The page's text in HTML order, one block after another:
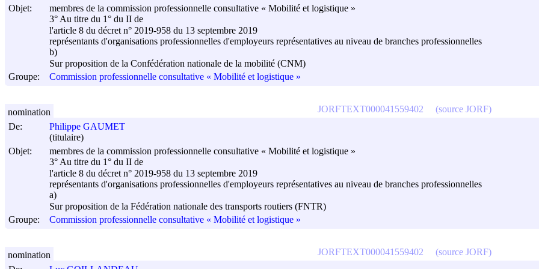
Objet:
membres de la commission professionnelle consultative « Mobilité et logistique »
3° Au titre du 1° du II de
l'article 8 du décret n° 2019-958 du 13 septembre 2019
représentants d'organisations professionnelles d'employeurs représentatives au niveau de branches professionnelles
b)
Sur proposition de la Confédération nationale de la mobilité (CNM)
Groupe:
Commission professionnelle consultative « Mobilité et logistique »
De:
Philippe GAUMET
(titulaire)
Objet:
membres de la commission professionnelle consultative « Mobilité et logistique »
3° Au titre du 1° du II de
l'article 8 du décret n° 2019-958 du 13 septembre 2019
représentants d'organisations professionnelles d'employeurs représentatives au niveau de branches professionnelles
a)
Sur proposition de la Fédération nationale des transports routiers (FNTR)
Groupe:
Commission professionnelle consultative « Mobilité et logistique »
JORFTEXT000041559402 (source JORF)
nomination
JORFTEXT000041559402 (source JORF)
nomination